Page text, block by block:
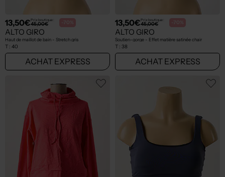
13,50€Prix boutique :
45,00€ -70%
ALTO GIRO
Haut de maillot de bain - Stretch gris
T : 40
ACHAT EXPRESS
13,50€Prix boutique :
45,00€ -70%
ALTO GIRO
Soutien-gorge - Effet matière satinée chair
T : 38
ACHAT EXPRESS